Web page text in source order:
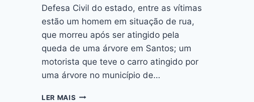
Defesa Civil do estado, entre as vítimas
estão um homem em situação de rua,
que morreu após ser atingido pela
queda de uma árvore em Santos; um
motorista que teve o carro atingido por
uma árvore no município de…
LER MAIS